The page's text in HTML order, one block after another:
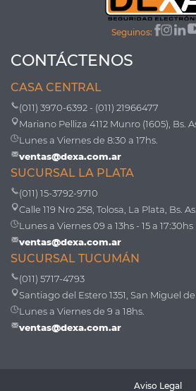
Seguinos:
CONTÁCTENOS
CASA CENTRAL
(011) 3970-6392 - (011) 21966477
Mariano Pelliza 4112 Munro (1605), Bs.
Lunes a Viernes de 8:30 a 17hs.
ventas@dexa.com.ar
SUCURSAL LA PLATA
(011) 15-3792-9710
Calle 119 Nro 258, Tolosa, La Plata, Bs. As.
Lunes a Viernes 09 a 13hs - 15 a 17:30hs
ventas@dexa.com.ar
SUCURSAL TUCUMÁN
(011) 5717-4793
Santiago del Estero 1351, San Miguel
Lunes a Viernes de 9 a 18hs.
ventas@dexa.com.ar
Aviso Legal